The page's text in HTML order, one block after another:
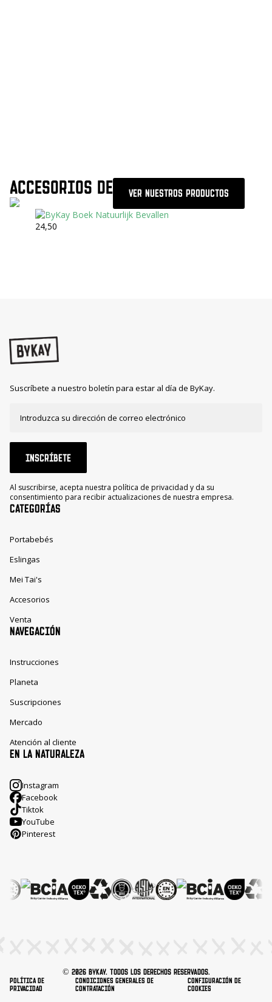
ACCESORIOS DE VER NUESTROS PRODUCTOS
24,50
Suscríbete a nuestro boletín para estar al día de ByKay.
INSCRÍBETE
Al suscribirse, acepta nuestra política de privacidad y da su
consentimiento para recibir actualizaciones de nuestra empresa.
CATEGORÍAS
Portabebés
Eslingas
Mei Tai's
Accesorios
Venta
NAVEGACIÓN
Instrucciones
Planeta
Suscripciones
Mercado
Atención al cliente
EN LA NATURALEZA
Instagram
Facebook
Tiktok
YouTube
Pinterest
© 2026 ByKay. Todos los derechos reservados.
Política de
privacidad
Condiciones generales de
contratación
Configuración de
cookies